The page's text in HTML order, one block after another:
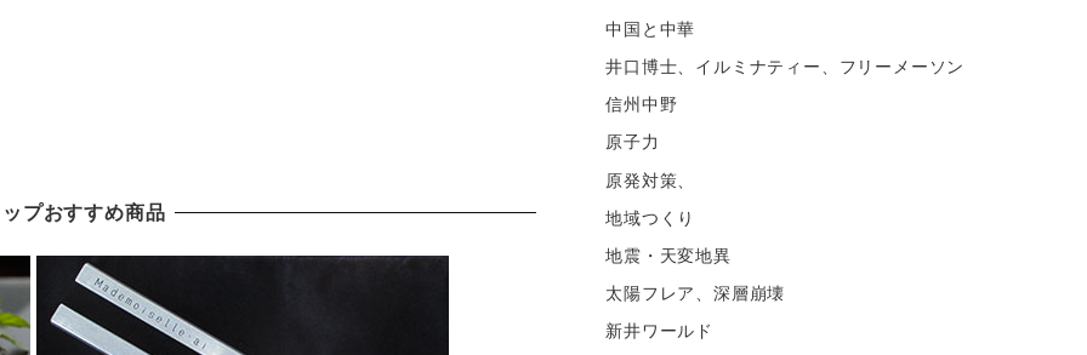
プおすすめ商品
中国と中華
井口博士、イルミナティー、フリーメーソン
信州中野
原子力
原発対策、
地域つくり
地震・天変地異
太陽フレア、深層崩壊
新井ワールド